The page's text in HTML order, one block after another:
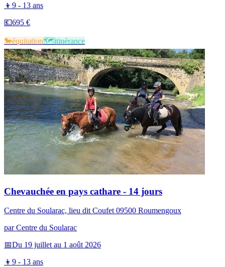
👦 9 - 13 ans
💶695 €
🐎​équitation🗺️​itinérance
Chevauchée en pays cathare - 14 jours
Centre du Soularac, lieu dit Coufet 09500 Roumengoux
parCentre du Soularac
📅Du 19 juillet au 1 août 2026
👦 9 - 13 ans